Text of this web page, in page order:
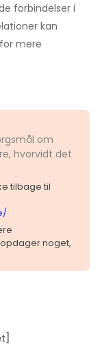
forbindelser i
kan
mere
om
hvorvidt det
tilbage til
opdager noget,